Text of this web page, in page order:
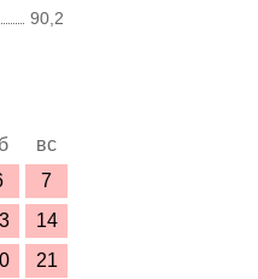
90,2
вс
7
14
21